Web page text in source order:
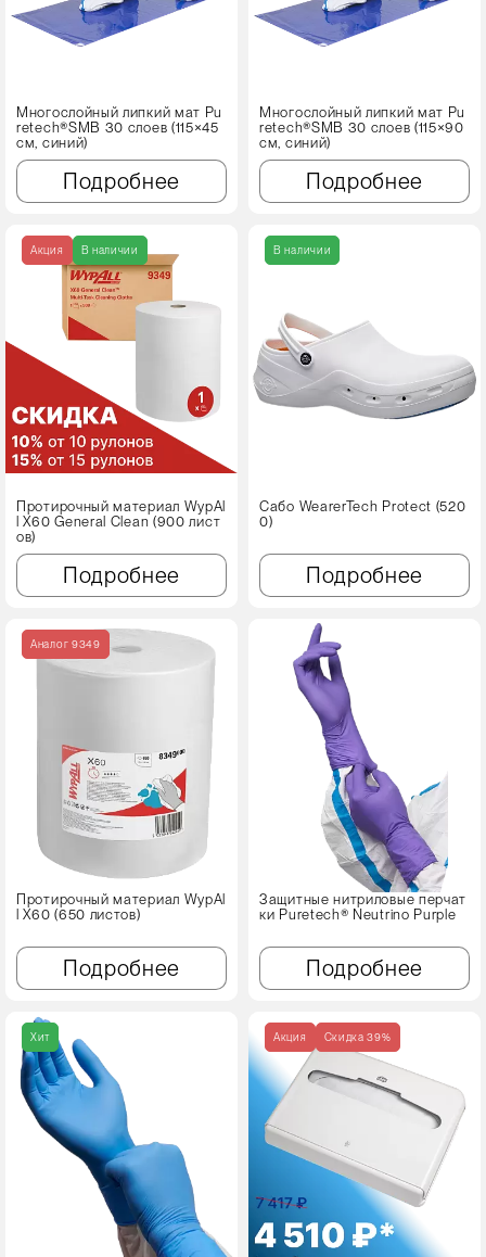
Многослойный липкий мат Pu
retech®SMB 30 слоев (115×45
см, синий)
Подробнее
Многослойный липкий мат Pu
retech®SMB 30 слоев (115×90
см, синий)
Подробнее
Акция В наличии
Протирочный материал WypAl
l X60 Genеral Clean (900 лист
ов)
Подробнее
В наличии
Сабо WearerTech Protect (520
0)
Подробнее
Аналог 9349
Протирочный материал WypAl
l X60 (650 листов)
Подробнее
Защитные нитриловые перчат
ки Puretech® Neutrino Purple
Подробнее
Хит Акция Cкидка 39%